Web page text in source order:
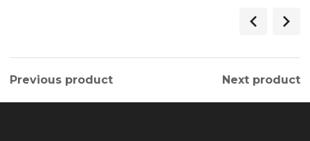
Previous product Next product